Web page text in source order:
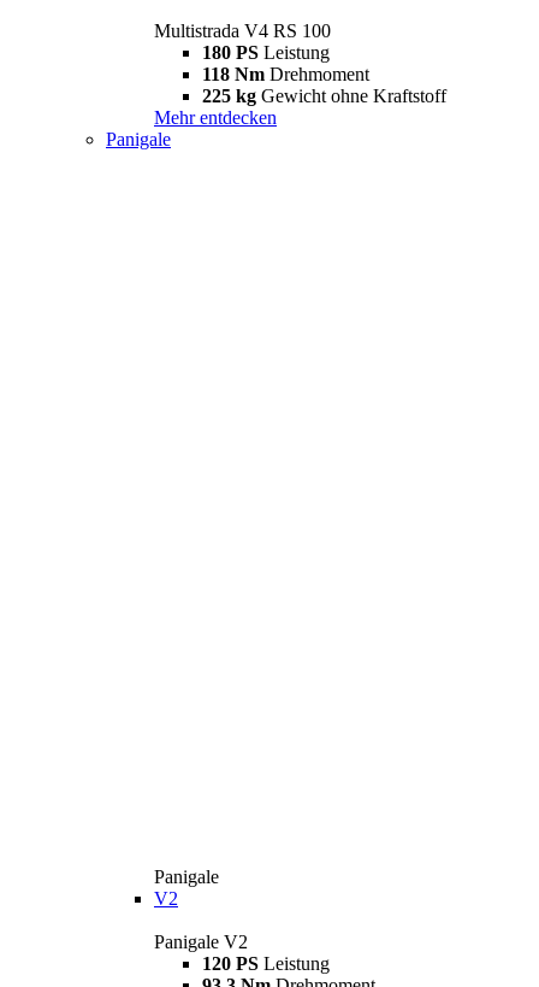
Multistrada V4 RS 100
180 PS Leistung
118 Nm Drehmoment
225 kg Gewicht ohne Kraftstoff
Mehr entdecken
Panigale
Panigale
V2
Panigale V2
120 PS Leistung